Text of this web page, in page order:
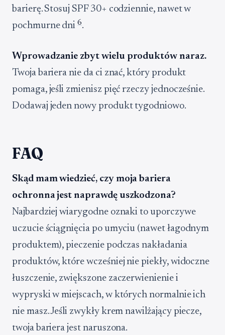
barierę. Stosuj SPF 30+ codziennie, nawet w
pochmurne dni6.
Wprowadzanie zbyt wielu produktów naraz.
Twoja bariera nie da ci znać, który produkt
pomaga, jeśli zmienisz pięć rzeczy jednocześnie.
Dodawaj jeden nowy produkt tygodniowo.
FAQ
Skąd mam wiedzieć, czy moja bariera
ochronna jest naprawdę uszkodzona?
Najbardziej wiarygodne oznaki to uporczywe
uczucie ściągnięcia po umyciu (nawet łagodnym
produktem), pieczenie podczas nakładania
produktów, które wcześniej nie piekły, widoczne
łuszczenie, zwiększone zaczerwienienie i
wypryski w miejscach, w których normalnie ich
nie masz. Jeśli zwykły krem nawilżający piecze,
twoja bariera jest naruszona.